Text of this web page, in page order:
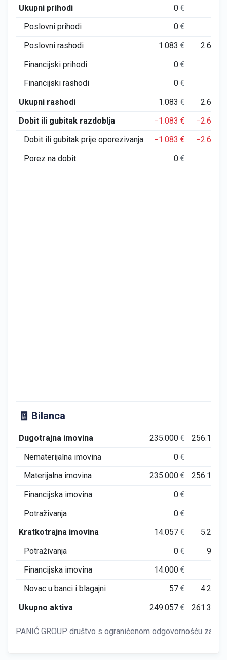
Ukupni prihodi 0€
Poslovni prihodi
0€
Poslovni rashodi
1.083€ 2.634
Financijski prihodi
0€
Financijski rashodi
0€
Ukupni rashodi
1.083€ 2.634
Dobit ili gubitak razdoblja
−1.083€ −2.633
Dobit ili gubitak prije oporezivanja
−1.083€ −2.633
Porez na dobit
0€
🧾 Bilanca
Dugotrajna imovina 235.000€ 256.129
Nematerijalna imovina
0€
Materijalna imovina
235.000€ 256.129
Financijska imovina
0€
Potraživanja
0€
Kratkotrajna imovina
14.057€ 5.244
Potraživanja
0€ 986
Financijska imovina
14.000€
Novac u banci i blagajni
57€ 4.257
Ukupno aktiva
249.057€ 261.373
PANIĆ GROUP društvo s ograničenom odgovornošću za